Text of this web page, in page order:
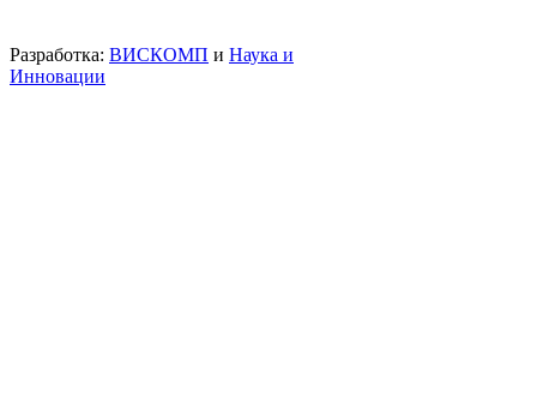
Разработка: ВИСКОМП и Наука и
Инновации